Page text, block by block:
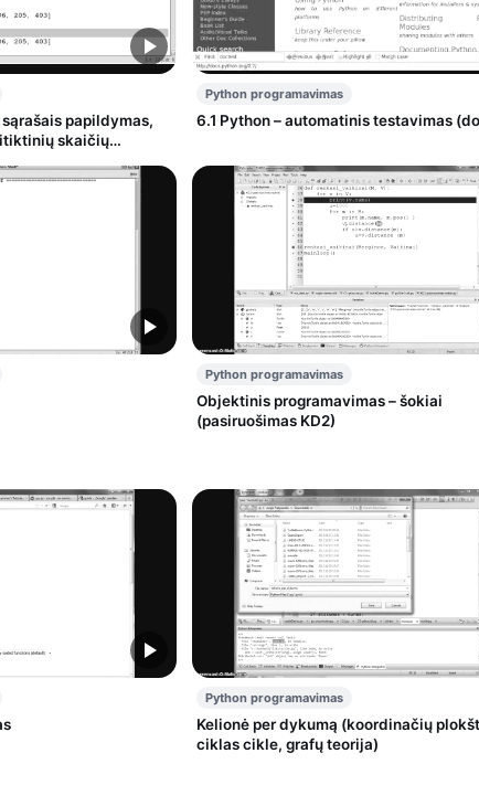
skaičių
Python programavimas
6.1 Python – automatinis testavimas
Python programavimas
Objektinis programavimas – šokiai
(pasiruošimas KD2)
Python programavimas
Kelionė per dykumą (koordinačių
ciklas cikle, grafų teorija)